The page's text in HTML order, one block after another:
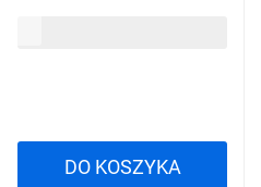
DO KOSZYKA